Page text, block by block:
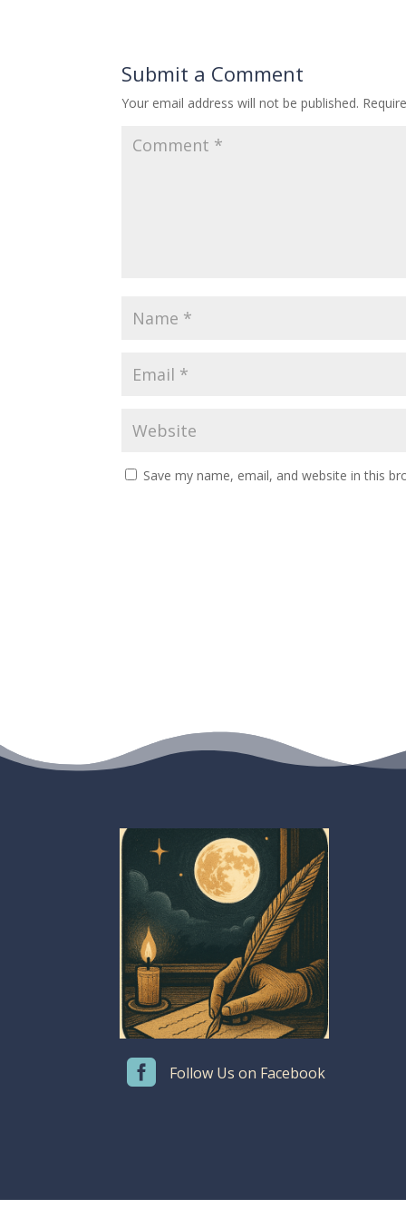
o
o
k
A
p
p
Submit a Comment
Your email address will not be published.
Save my name, email, and website in this
 Follow Us on Facebook